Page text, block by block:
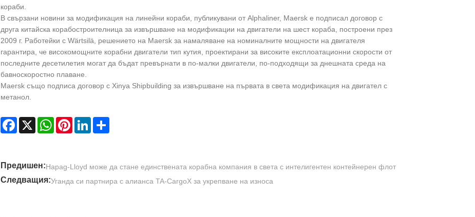
кораби.
В свързани новини за модификация на линейни кораби, публикувани от Alphaliner, Maersk е подписал договор с
друга китайска корабостроителница за извършване на модификации на двигатели на шест кораба, построени през
2009 г. Работейки с Wärtsilä, решението на Maersk за намаляване на номиналните мощности на двигателя
гарантира, че високомощните корабни двигатели тип кутия, проектирани за високите експлоатационни скорости от
последните десетилетия могат да бъдат превърнати в по-малки двигатели, по-подходящи за днешната среда на
бавноскоростно плаване.
Maersk също подписа договор с Xinya Shipbuilding за извършване на първата в света модификация на двигател с
метанол.
Facebook
X WhatsAppPinterestLinkedInShare
Предишен:Hapag-Lloyd може да стане единствената корабна компания в света с интелигентен контейнерен флот
Следващия:Уганда си партнира с алианса TA-CargoX за укрепване на износа